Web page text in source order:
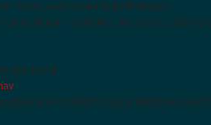
Hostel, welches wir in die Formulare
noch mal nachhaken und haben kurzerhand
der Inland
und sehr billig ins Ausland telefonieren